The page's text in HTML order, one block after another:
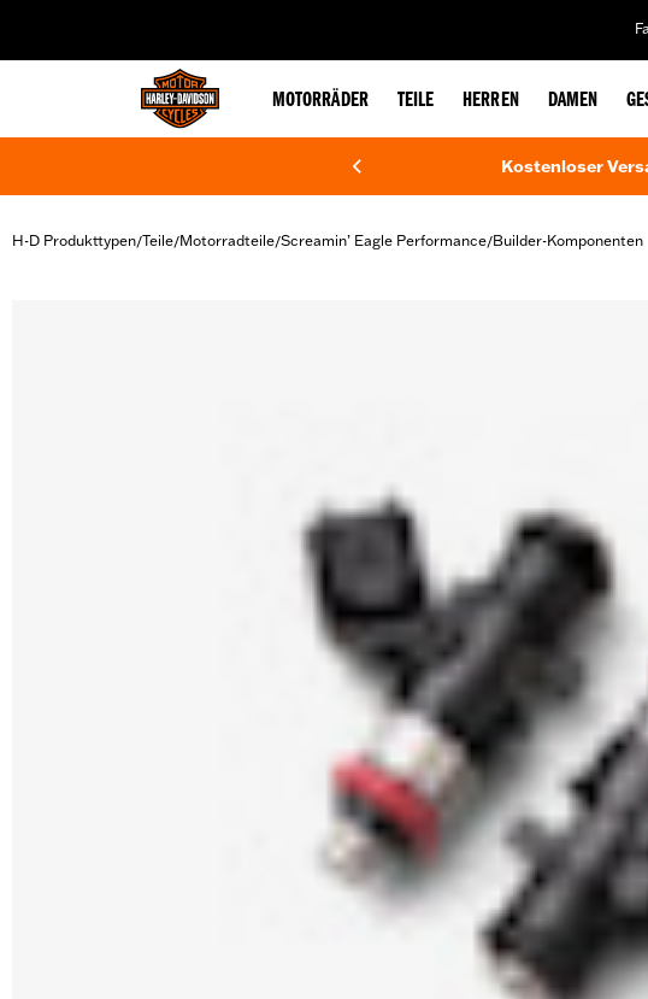
MOTORRÄDER TEILE HERREN DAMEN
Kostenloser
H-D Produkttypen/Teile/Motorradteile/Screamin’ Eagle Performance/Builder-Komponenten